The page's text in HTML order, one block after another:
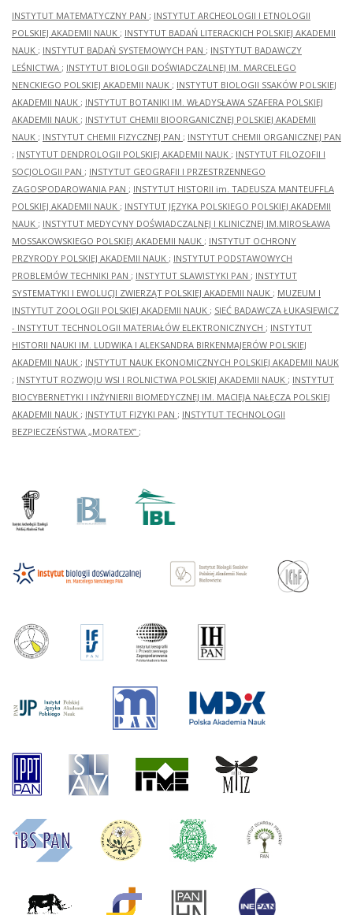
INSTYTUT MATEMATYCZNY PAN ; INSTYTUT ARCHEOLOGII I ETNOLOGII
POLSKIEJ AKADEMII NAUK ; INSTYTUT BADAŃ LITERACKICH POLSKIEJ AKADEMII
NAUK ; INSTYTUT BADAŃ SYSTEMOWYCH PAN ; INSTYTUT BADAWCZY
LEŚNICTWA ; INSTYTUT BIOLOGII DOŚWIADCZALNEJ IM. MARCELEGO
NENCKIEGO POLSKIEJ AKADEMII NAUK ; INSTYTUT BIOLOGII SSAKÓW POLSKIEJ
AKADEMII NAUK ; INSTYTUT BOTANIKI IM. WŁADYSŁAWA SZAFERA POLSKIEJ
AKADEMII NAUK ; INSTYTUT CHEMII BIOORGANICZNEJ POLSKIEJ AKADEMII
NAUK ; INSTYTUT CHEMII FIZYCZNEJ PAN ; INSTYTUT CHEMII ORGANICZNEJ PAN
; INSTYTUT DENDROLOGII POLSKIEJ AKADEMII NAUK ; INSTYTUT FILOZOFII I
SOCJOLOGII PAN ; INSTYTUT GEOGRAFII I PRZESTRZENNEGO
ZAGOSPODAROWANIA PAN ; INSTYTUT HISTORII im. TADEUSZA MANTEUFFLA
POLSKIEJ AKADEMII NAUK ; INSTYTUT JĘZYKA POLSKIEGO POLSKIEJ AKADEMII
NAUK ; INSTYTUT MEDYCYNY DOŚWIADCZALNEJ I KLINICZNEJ IM.MIROSŁAWA
MOSSAKOWSKIEGO POLSKIEJ AKADEMII NAUK ; INSTYTUT OCHRONY
PRZYRODY POLSKIEJ AKADEMII NAUK ; INSTYTUT PODSTAWOWYCH
PROBLEMÓW TECHNIKI PAN ; INSTYTUT SLAWISTYKI PAN ; INSTYTUT
SYSTEMATYKI I EWOLUCJI ZWIERZĄT POLSKIEJ AKADEMII NAUK ; MUZEUM I
INSTYTUT ZOOLOGII POLSKIEJ AKADEMII NAUK ; SIEĆ BADAWCZA ŁUKASIEWICZ
- INSTYTUT TECHNOLOGII MATERIAŁÓW ELEKTRONICZNYCH ; INSTYTUT
HISTORII NAUKI IM. LUDWIKA I ALEKSANDRA BIRKENMAJERÓW POLSKIEJ
AKADEMII NAUK ; INSTYTUT NAUK EKONOMICZNYCH POLSKIEJ AKADEMII NAUK
; INSTYTUT ROZWOJU WSI I ROLNICTWA POLSKIEJ AKADEMII NAUK ; INSTYTUT
BIOCYBERNETYKI I INŻYNIERII BIOMEDYCZNEJ IM. MACIEJA NAŁĘCZA POLSKIEJ
AKADEMII NAUK ; INSTYTUT FIZYKI PAN ; INSTYTUT TECHNOLOGII
BEZPIECZEŃSTWA „MORATEX” ;